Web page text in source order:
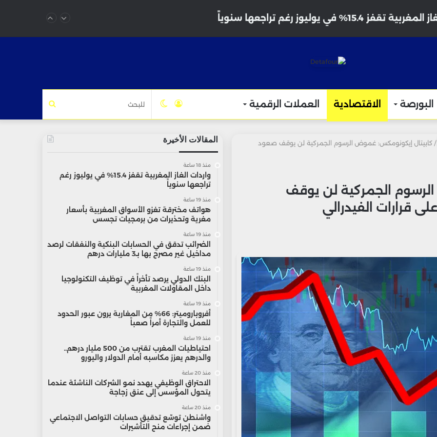
البورصة الاقتصادية العملات الرقمية للبحث الوضعتسجيل
/ كابيتال إيكونومكس: غموض الرسوم الجمركية لن يوقف صعود
الجمركية لن يوقف
قرارات الفيدرالي
المقالات الأخيرة
منذ 18 ساعة
واردات الغاز المغربية تقفز 15.4% في يوليوز رغم
تراجعها سنوياً
منذ 19 ساعة
هواتف مخترقة تغزو الأسواق المغربية بأسعار
مغرية وتحذيرات من برمجيات تجسس
منذ 19 ساعة
الضرائب تدقق في الحسابات البنكية والنفقات لرصد
مداخيل غير مصرح بها بـ3 مليارات درهم
منذ 19 ساعة
البنك الدولي يرصد تأخراً في توظيف التكنولوجيا
داخل المقاولات المغربية
منذ 19 ساعة
أفروباروميتر: 66% من المغاربة يرون عبور الحدود
للعمل والتجارة أمراً صعباً
منذ 19 ساعة
احتياطيات المغرب تقترب من 500 مليار درهم..
والدرهم يعزز مكاسبه أمام الدولار واليورو
منذ 20 ساعة
الاحتراق الوظيفي يهدد نمو الشركات الناشئة عندما
يتحول المؤسس إلى عنق زجاجة
منذ 20 ساعة
واشنطن توسّع تدقيق حسابات التواصل الاجتماعي
ضمن إجراءات منح التأشيرات